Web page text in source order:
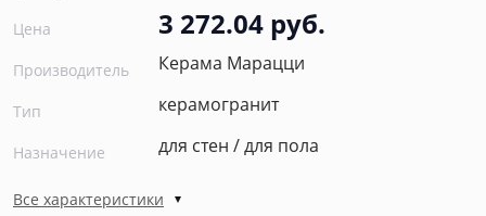
Цена 3 272.04 руб.
Производитель Керама Марацци
Тип керамогранит
Назначение для стен / для пола
Все характеристики